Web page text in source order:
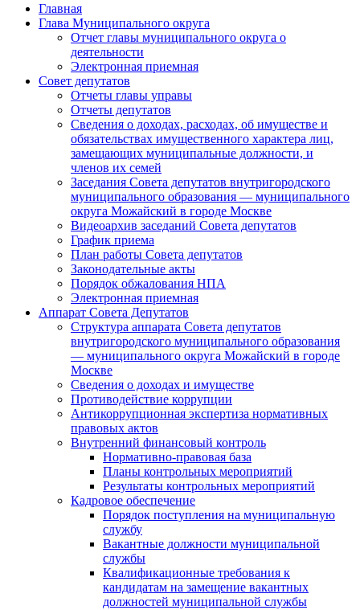
Главная
Глава Муниципального округа
Отчет главы муниципального округа о
деятельности
Электронная приемная
Совет депутатов
Отчеты главы управы
Отчеты депутатов
Сведения о доходах, расходах, об имуществе и
обязательствах имущественного характера лиц,
замещающих муниципальные должности, и
членов их семей
Заседания Совета депутатов внутригородского
муниципального образования — муниципального
округа Можайский в городе Москве
Видеоархив заседаний Совета депутатов
График приема
План работы Совета депутатов
Законодательные акты
Порядок обжалования НПА
Электронная приемная
Аппарат Совета Депутатов
Структура аппарата Совета депутатов
внутригородского муниципального образования
— муниципального округа Можайский в городе
Москве
Сведения о доходах и имуществе
Противодействие коррупции
Антикоррупционная экспертиза нормативных
правовых актов
Внутренний финансовый контроль
Нормативно-правовая база
Планы контрольных мероприятий
Результаты контрольных мероприятий
Кадровое обеспечение
Порядок поступления на муниципальную
службу
Вакантные должности муниципальной
службы
Квалификационные требования к
кандидатам на замещение вакантных
должностей муниципальной службы